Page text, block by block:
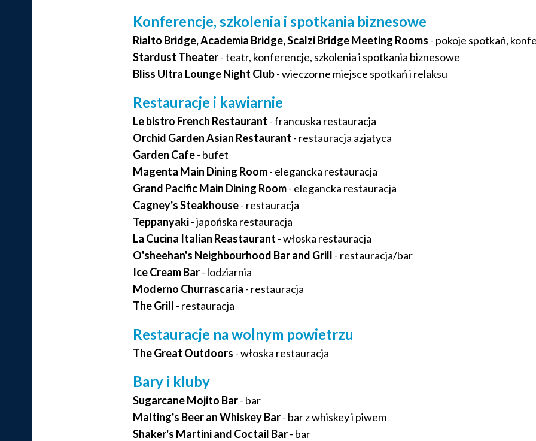
Konferencje, szkolenia i spotkania biznesowe
Rialto Bridge, Academia Bridge, Scalzi Bridge Meeting Rooms - pokoje spotkań,
Stardust Theater- teatr, konferencje, szkolenia i spotkania biznesowe
Bliss Ultra Lounge Night Club- wieczorne miejsce spotkań i relaksu
Restauracje i kawiarnie
Le bistro French Restaurant - francuska restauracja
Orchid Garden Asian Restaurant - restauracja azjatyca
Garden Cafe- bufet
Magenta Main Dining Room- elegancka restauracja
Grand Pacific Main Dining Room- elegancka restauracja
Cagney's Steakhouse- restauracja
Teppanyaki- japońska restauracja
La Cucina Italian Reastaurant - włoska restauracja
O'sheehan's Neighbourhood Bar and Grill - restauracja/bar
Ice Cream Bar- lodziarnia
Moderno Churrascaria - restauracja
The Grill - restauracja
Restauracje na wolnym powietrzu
The Great Outdoors - włoska restauracja
Bary i kluby
Sugarcane Mojito Bar- bar
Malting's Beer an Whiskey Bar- bar z whiskey i piwem
Shaker's Martini and Coctail Bar- bar